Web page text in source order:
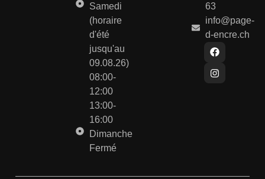
Samedi
(horaire
d'été
jusqu'au
09.08.26)
08:00-
12:00
13:00-
16:00
Dimanche
Fermé
63
info@page-
d-encre.ch